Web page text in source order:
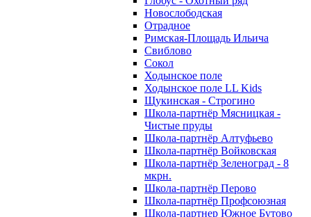
Новослободская
Отрадное
Римская-Площадь Ильича
Свиблово
Сокол
Ходынское поле
Ходынское поле LL Kids
Щукинская - Строгино
Школа-партнёр Мясницкая -
Чистые пруды
Школа-партнёр Алтуфьево
Школа-партнёр Войковская
Школа-партнёр Зеленоград - 8
мкрн.
Школа-партнёр Перово
Школа-партнёр Профсоюзная
Школа-партнер Южное Бутово